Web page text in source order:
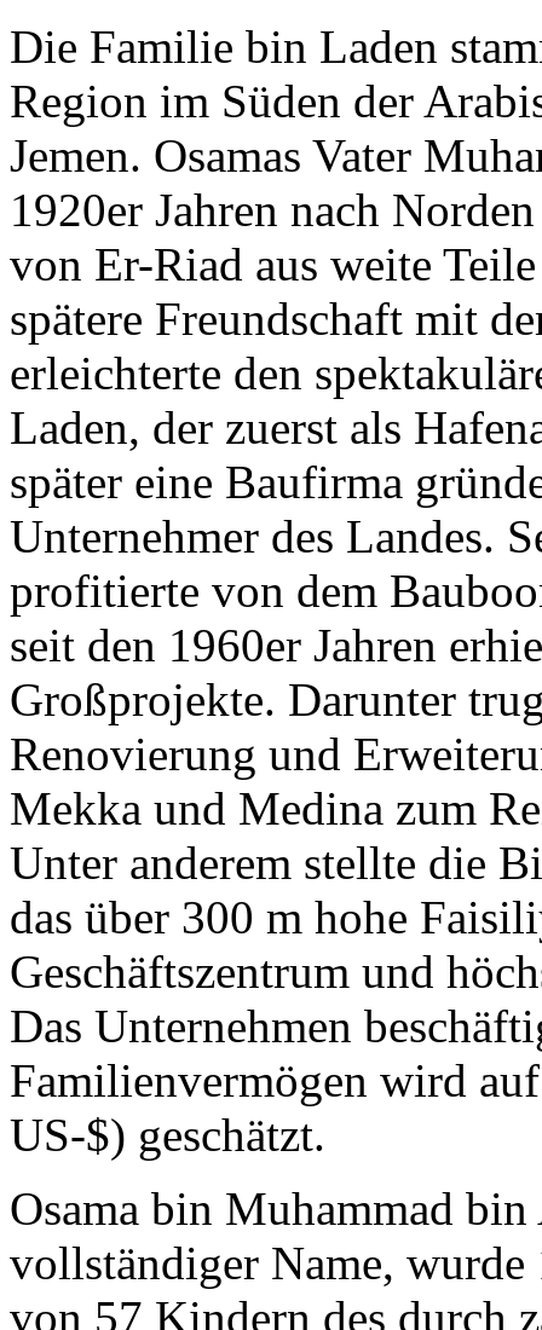
Die Familie bin Laden
Region im Süden der
Jemen. Osamas Vater
1920er Jahren nach
von Er-Riad aus weite
spätere Freundschaft mit
erleichterte den
Laden, der zuerst als
später eine Baufirma
Unternehmer des Landes.
profitierte von dem
seit den 1960er Jahren
Großprojekte. Darunter
Renovierung und
Mekka und Medina zum
Unter anderem stellte die
das über 300 m hohe
Geschäftszentrum und
Das Unternehmen
Familienvermögen wird
US-$) geschätzt.
Osama bin Muhammad
vollständiger Name,
von 57 Kindern des durch